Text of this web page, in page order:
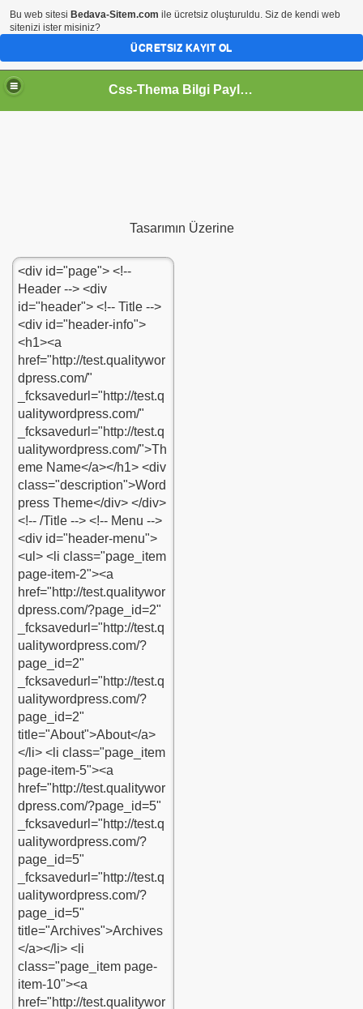
Css-Thema Bilgi Paylaşım Platformu..
Tasarımın Üzerine
Bu web sitesi Bedava-Sitem.com ile ücretsiz oluşturuldu. Siz de kendi web
sitenizi ister misiniz?
ÜCRETSIZ KAYIT OL